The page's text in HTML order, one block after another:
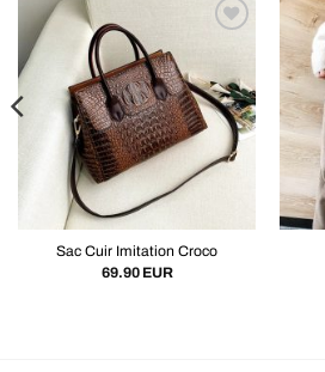
Sac Cuir Imitation Croco
69.90 EUR